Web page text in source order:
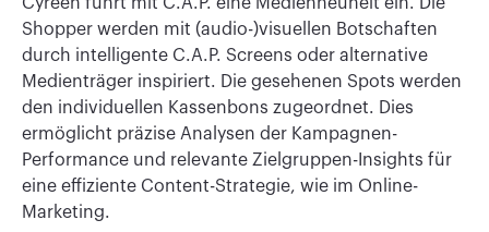
Cyreen führt mit C.A.P. eine Medienneuheit ein. Die
Shopper werden mit (audio-)visuellen Botschaften
durch intelligente C.A.P. Screens oder alternative
Medienträger inspiriert. Die gesehenen Spots werden
den individuellen Kassenbons zugeordnet. Dies
ermöglicht präzise Analysen der Kampagnen-
Performance und relevante Zielgruppen-Insights für
eine effiziente Content-Strategie, wie im Online-
Marketing.